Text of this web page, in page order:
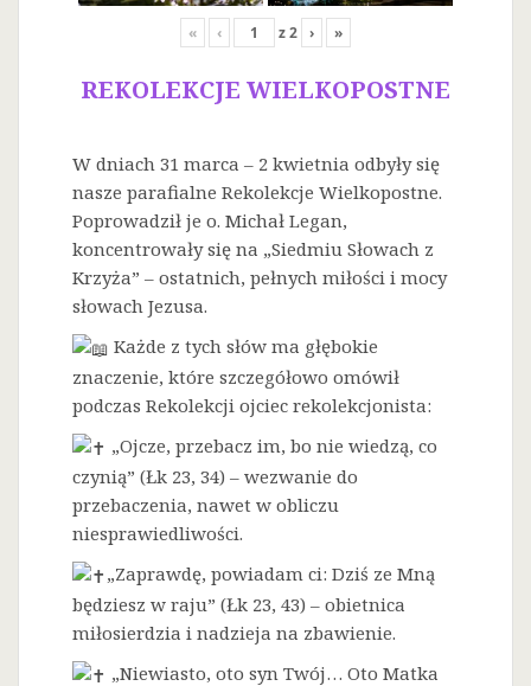
« ‹ z2 › »
REKOLEKCJE WIELKOPOSTNE
W dniach 31 marca – 2 kwietnia odbyły się
nasze parafialne Rekolekcje Wielkopostne.
Poprowadził je o. Michał Legan,
koncentrowały się na „Siedmiu Słowach z
Krzyża” – ostatnich, pełnych miłości i mocy
słowach Jezusa.
Każde z tych słów ma głębokie
znaczenie, które szczegółowo omówił
podczas Rekolekcji ojciec rekolekcjonista:
„Ojcze, przebacz im, bo nie wiedzą, co
czynią” (Łk 23, 34) – wezwanie do
przebaczenia, nawet w obliczu
niesprawiedliwości.
„Zaprawdę, powiadam ci: Dziś ze Mną
będziesz w raju” (Łk 23, 43) – obietnica
miłosierdzia i nadzieja na zbawienie.
„Niewiasto, oto syn Twój… Oto Matka